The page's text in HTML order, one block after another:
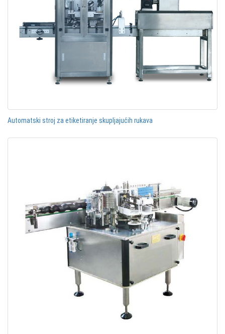
Automatski stroj za etiketiranje skupljajućih rukava